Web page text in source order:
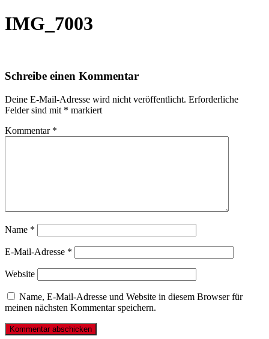
IMG_7003
Schreibe einen Kommentar
Deine E-Mail-Adresse wird nicht veröffentlicht. Erforderliche
Felder sind mit * markiert
Kommentar *
Name *
E-Mail-Adresse *
Website
Name, E-Mail-Adresse und Website in diesem Browser für
meinen nächsten Kommentar speichern.